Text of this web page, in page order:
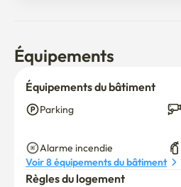
Équipements
Équipements du bâtiment
Parking
Alarme incendie
Voir 8 équipements du bâtiment
Règles du logement